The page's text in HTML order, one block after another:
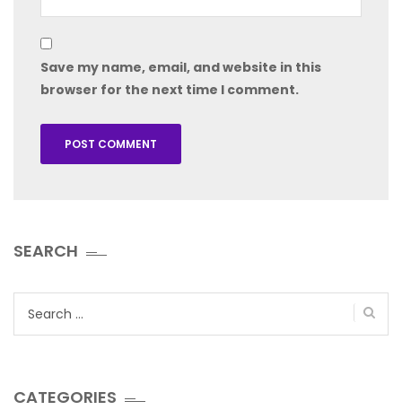
Save my name, email, and website in this
browser for the next time I comment.
SEARCH
CATEGORIES